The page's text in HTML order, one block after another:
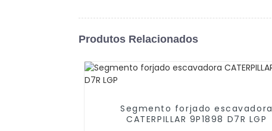
Produtos Relacionados
Segmento forjado escavadora
CATERPILLAR 9P1898 D7R LGP